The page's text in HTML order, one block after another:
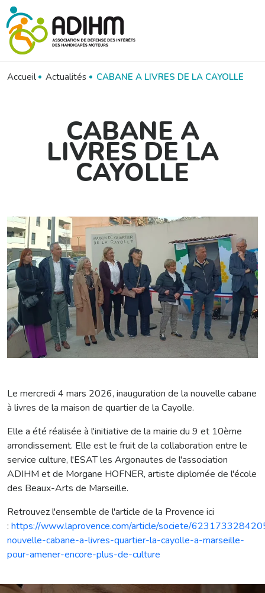
Panneau de gestion des cookies
Accueil Actualités CABANE A LIVRES DE LA CAYOLLE
CABANE A
LIVRES DE LA
CAYOLLE
Le mercredi 4 mars 2026, inauguration de la nouvelle cabane
à livres de la maison de quartier de la Cayolle.
Elle a été réalisée à l'initiative de la mairie du 9 et 10ème
arrondissement. Elle est le fruit de la collaboration entre le
service culture, l'ESAT les Argonautes de l'association
ADIHM et de Morgane HOFNER, artiste diplomée de l'école
des Beaux-Arts de Marseille.
Retrouvez l'ensemble de l'article de la Provence ici
: https://www.laprovence.com/article/societe/
nouvelle-cabane-a-livres-quartier-la-cayolle-a-marseille-
pour-amener-encore-plus-de-culture